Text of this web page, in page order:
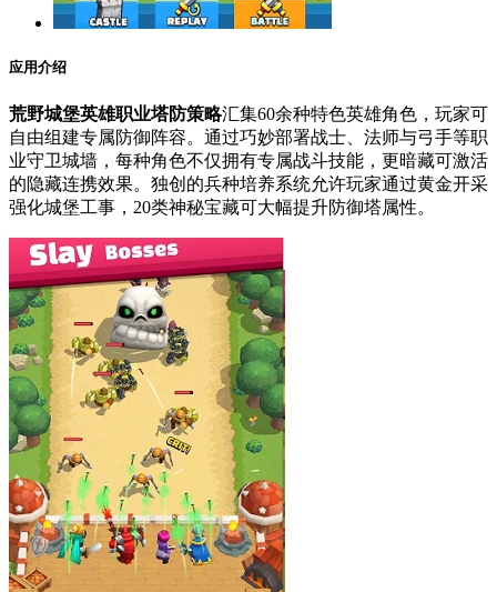
应用介绍
荒野城堡英雄职业塔防策略汇集60余种特色英雄角色，玩家可
自由组建专属防御阵容。通过巧妙部署战士、法师与弓手等职
业守卫城墙，每种角色不仅拥有专属战斗技能，更暗藏可激活
的隐藏连携效果。独创的兵种培养系统允许玩家通过黄金开采
强化城堡工事，20类神秘宝藏可大幅提升防御塔属性。